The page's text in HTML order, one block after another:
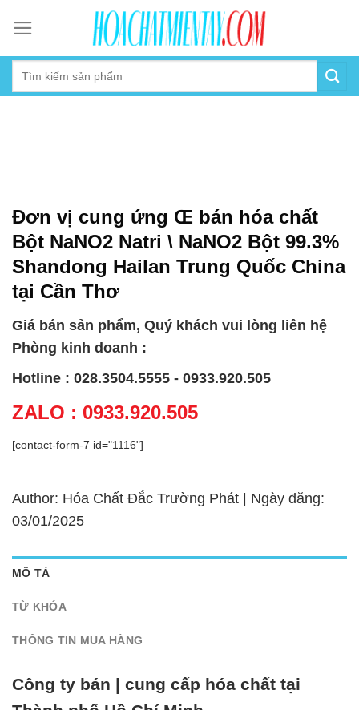
content
Đơn vị cung ứng Œ bán hóa chất
Bột NaNO2 Natri \ NaNO2 Bột 99.3%
Shandong Hailan Trung Quốc China
tại Cần Thơ
Giá bán sản phẩm, Quý khách vui lòng liên hệ
Phòng kinh doanh :
Hotline : 028.3504.5555 - 0933.920.505
ZALO : 0933.920.505
[contact-form-7 id="1116"]
Author: Hóa Chất Đắc Trường Phát | Ngày đăng:
03/01/2025
MÔ TẢ
TỪ KHÓA
THÔNG TIN MUA HÀNG
Công ty bán | cung cấp hóa chất tại